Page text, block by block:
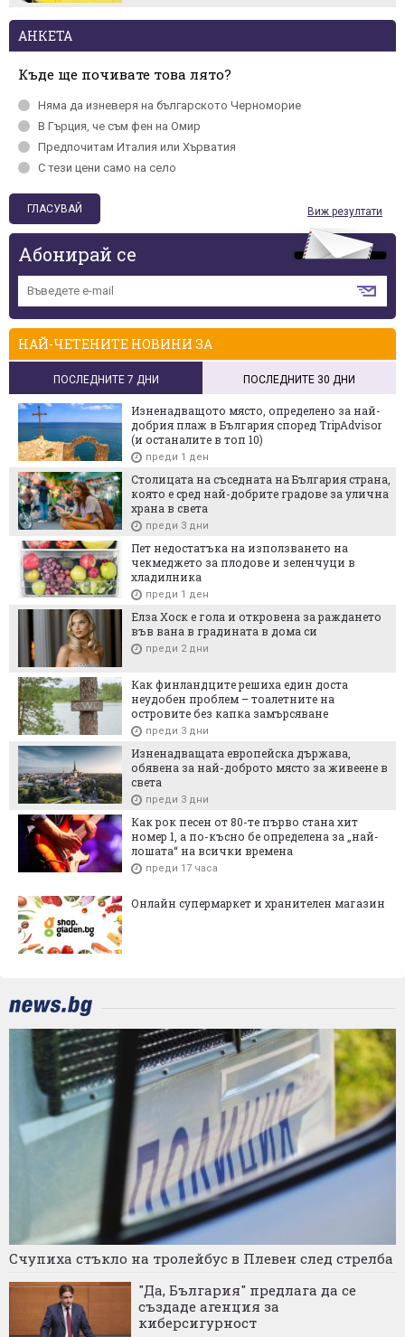
АНКЕТА
Къде ще почивате това лято?
Няма да изневеря на българското Черномориe
В Гърция, че съм фен на Омир
Предпочитам Италия или Хърватия
С тези цени само на село
Виж резултати
Абонирай се
НАЙ-ЧЕТЕНИТЕ НОВИНИ ЗА
ПОСЛЕДНИТЕ 7 ДНИ ПОСЛЕДНИТЕ 30 ДНИ
Изненадващото място, определено за най-
добрия плаж в България според TripAdvisor
(и останалите в топ 10)
преди 1 ден
Столицата на съседната на България страна,
която е сред най-добрите градове за улична
храна в света
преди 3 дни
Пет недостатъка на използването на
чекмеджето за плодове и зеленчуци в
хладилника
преди 1 ден
Елза Хоск е гола и откровена за раждането
във вана в градината в дома си
преди 2 дни
Как финландците решиха един доста
неудобен проблем – тоалетните на
островите без капка замърсяване
преди 3 дни
Изненадващата европейска държава,
обявена за най-доброто място за живеене в
света
преди 3 дни
Как рок песен от 80-те първо стана хит
номер 1, а по-късно бе определена за „най-
лошата“ на всички времена
преди 17 часа
Онлайн супермаркет и хранителен магазин
Счупиха стъкло на тролейбус в Плевен след стрелба
"Да, България" предлага да се
създаде агенция за
киберсигурност